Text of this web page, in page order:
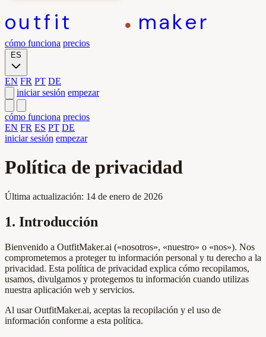
outfit maker
cómo funciona precios
ES
EN FR PT DE
iniciar sesión empezar
cómo funciona precios
EN FR ES PT DE
iniciar sesión empezar
Política de privacidad
Última actualización: 14 de enero de 2026
1. Introducción
Bienvenido a OutfitMaker.ai («nosotros», «nuestro» o «nos»). Nos
comprometemos a proteger tu información personal y tu derecho a la
privacidad. Esta política de privacidad explica cómo recopilamos,
usamos, divulgamos y protegemos tu información cuando utilizas
nuestra aplicación web y servicios.
Al usar OutfitMaker.ai, aceptas la recopilación y el uso de
información conforme a esta política.